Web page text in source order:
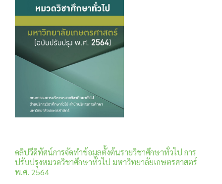
คลิปวีดิทัศน์การจัดทำข้อมูลตั้งต้นรายวิชาศึกษาทั่วไป การ
ปรับปรุงหมวดวิชาศึกษาทั่วไป มหาวิทยาลัยเกษตรศาสตร์
พ.ศ. 2564